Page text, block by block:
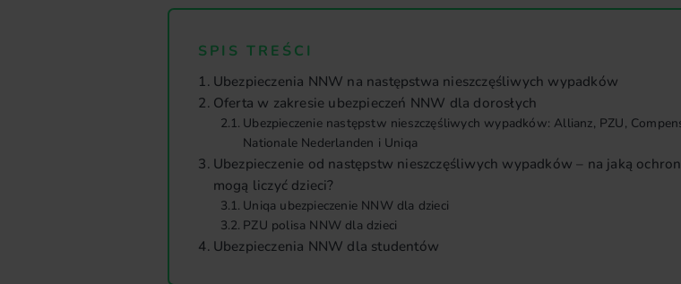
SPIS TREŚCI
Ubezpieczenia NNW na następstwa nieszczęśliwych wypadków
Oferta w zakresie ubezpieczeń NNW dla dorosłych
Ubezpieczenie następstw nieszczęśliwych wypadków: Allianz, PZU,
Nationale Nederlanden i Uniqa
Ubezpieczenie od następstw nieszczęśliwych wypadków – na jaką
mogą liczyć dzieci?
Uniqa ubezpieczenie NNW dla dzieci
PZU polisa NNW dla dzieci
Ubezpieczenia NNW dla studentów